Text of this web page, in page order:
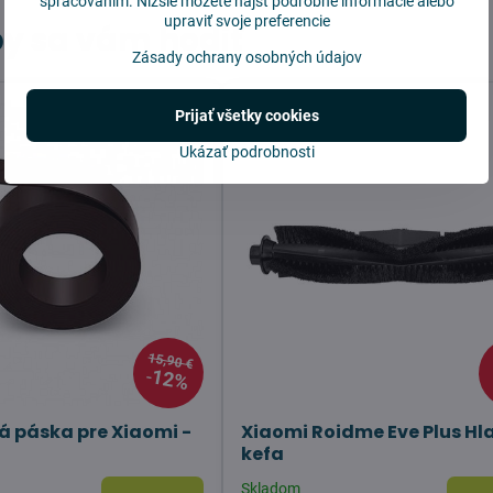
sa vám hodiť
15,90 €
12%
páska pre Xiaomi -
Xiaomi Roidme Eve Plus
kefa
Skladom
upraviť svoje preferencie
Zásady ochrany osobných údajov
Ukázať podrobnosti
Prijať všetky cookies